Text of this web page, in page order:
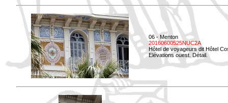
06 - Menton
20160600525NUC2A
Hôtel de voyageurs dit Hôtel
Elévations ouest. Détail.